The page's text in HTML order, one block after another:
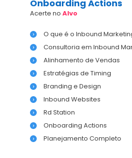
Onboarding Actions
Acerte noAlvo
O que é o Inbound
Consultoria em Inbound
Alinhamento de Vendas
Estratégias de Timing
Branding e Design
Inbound Websites
Rd Station
Onboarding Actions
Planejamento Completo